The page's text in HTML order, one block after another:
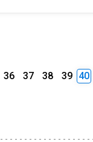
36 37 38 39 40